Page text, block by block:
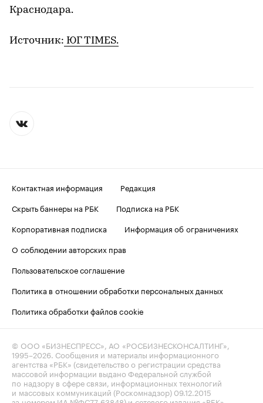
Краснодара.
Источник: ЮГ TIMES.
Контактная информация
Редакция
Скрыть баннеры на РБК
Подписка на РБК
Корпоративная подписка
Информация об ограничениях
О соблюдении авторских прав
Пользовательское соглашение
Политика в отношении обработки персональных данных
Политика обработки файлов cookie
© ООО «БИЗНЕСПРЕСС», АО «РОСБИЗНЕСКОНСАЛТИНГ»,
1995–2026 . Сообщения и материалы информационного
агентства «РБК» (свидетельство о регистрации средства
массовой информации выдано Федеральной службой
по надзору в сфере связи, информационных технологий
и массовых коммуникаций (Роскомнадзор) 09.12.2015